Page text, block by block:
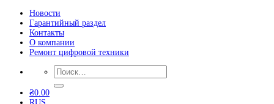
Skip
content
Новости
Гарантийный раздел
Контакты
О компании
Ремонт цифровой техники
Искать:
₴0.00